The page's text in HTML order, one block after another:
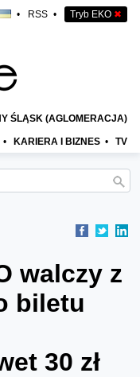
• RSS • Tryb EKO ✖
ŚLĄSK (AGLOMERACJA)
• KARIERA I BIZNES • TV
walczy z
biletu
30 zł